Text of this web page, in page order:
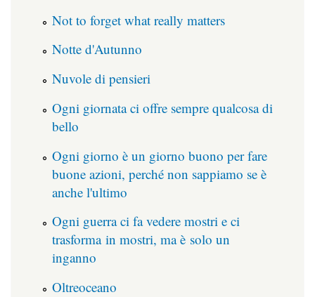
Not to forget what really matters
Notte d'Autunno
Nuvole di pensieri
Ogni giornata ci offre sempre qualcosa di
bello
Ogni giorno è un giorno buono per fare
buone azioni, perché non sappiamo se è
anche l'ultimo
Ogni guerra ci fa vedere mostri e ci
trasforma in mostri, ma è solo un
inganno
Oltreoceano